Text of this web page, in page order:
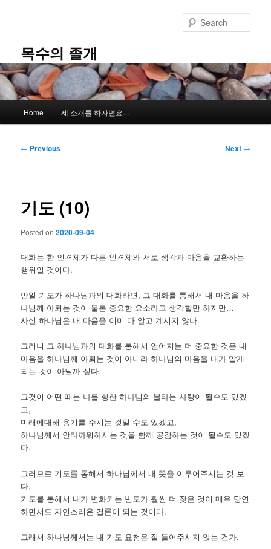
content목수의 졸개
Home 제 소개를 하자면요…
Post
← Previous Next →
기도 (10)
Posted on2020-09-04
대화는 한 인격체가 다른 인격체와 서로 생각과 마음을 교환하는
행위일 것이다.
만일 기도가 하나님과의 대화라면, 그 대화를 통해서 내 마음을 하
나님께 아뢰는 것이 물론 중요한 요소라고 생각할만 하지만…
사실 하나님은 내 마음을 이미 다 알고 계시지 않나.
그러니 그 하나님과의 대화를 통해서 얻어지는 더 중요한 것은 내
마음을 하나님께 아뢰는 것이 아니라 하나님의 마음을 내가 알게
되는 것이 아닐까 싶다.
그것이 어떤 때는 나를 향한 하나님의 불타는 사랑이 될수도 있겠
고,
미래에대해 용기를 주시는 것일 수도 있겠고,
하나님께서 안타까워하시는 것을 함께 공감하는 것이 될수도 있겠
다.
그러므로 기도를 통해서 하나님께서 내 뜻을 이루어주시는 것 보
다,
기도를 통해서 내가 변화되는 빈도가 훨씬 더 잦은 것이 매우 당연
하면서도 자연스러운 결론이 되는 것이다.
그래서 하나님께서는 내 기도 요청은 잘 들어주시지 않는 건가.